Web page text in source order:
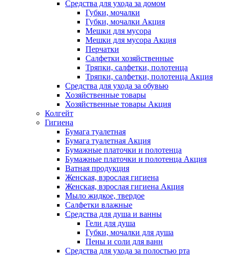
Средства для ухода за домом
Губки, мочалки
Губки, мочалки Акция
Мешки для мусора
Мешки для мусора Акция
Перчатки
Салфетки хозяйственные
Тряпки, салфетки, полотенца
Тряпки, салфетки, полотенца Акция
Средства для ухода за обувью
Хозяйственные товары
Хозяйственные товары Акция
Колгейт
Гигиена
Бумага туалетная
Бумага туалетная Акция
Бумажные платочки и полотенца
Бумажные платочки и полотенца Акция
Ватная продукция
Женская, взрослая гигиена
Женская, взрослая гигиена Акция
Мыло жидкое, твердое
Салфетки влажные
Средства для душа и ванны
Гели для душа
Губки, мочалки для душа
Пены и соли для ванн
Средства для ухода за полостью рта